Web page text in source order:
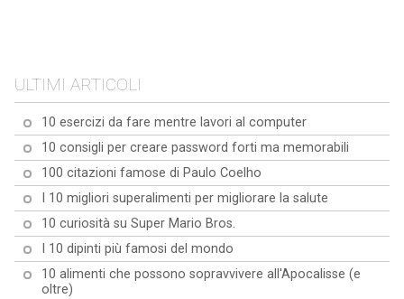
ULTIMI ARTICOLI
10 esercizi da fare mentre lavori al computer
10 consigli per creare password forti ma memorabili
100 citazioni famose di Paulo Coelho
I 10 migliori superalimenti per migliorare la salute
10 curiosità su Super Mario Bros.
I 10 dipinti più famosi del mondo
10 alimenti che possono sopravvivere all'Apocalisse (e
oltre)